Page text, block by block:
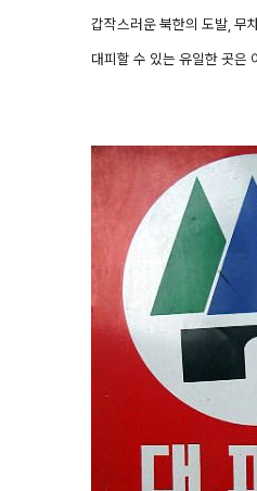
갑작스러운 북한의 도발, 무
대피할 수 있는 유일한 곳은